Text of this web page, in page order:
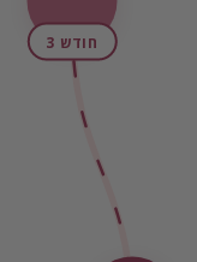
חודש 3